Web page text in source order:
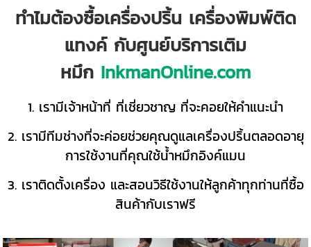
ทำไมต้องซื้อเครื่องปริ้น เครื่องพิมพ์ติด
แทงค์ กับศูนย์บริการเติม
หมึก InkmanOnline.com
1. เรามีเจ้าหน้าที่ ที่เชี่ยวชาญ ที่จะคอยให้คำแนะนำ
2. เรามีทีมช่างที่จะค่อยช่วยคุณดูแลเครื่องปริ้นตลอดอายุ
การใช้งานที่คุณใช้น้ำหมึกอิงค์แมน
3. เราติดตั้งเครื่อง และสอนวิธีใช้งานให้ลูกค้าทุกท่านที่ซื้อ
สินค้ากับเราฟรี